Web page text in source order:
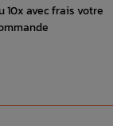
10x avec frais votre